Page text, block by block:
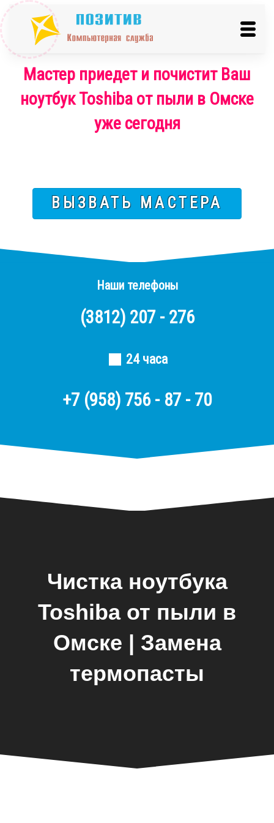
Мастер приедет и почистит Ваш
ноутбук Toshiba от пыли в Омске
уже сегодня
ВЫЗВАТЬ МАСТЕРА
Наши телефоны
(3812) 207 - 276
24 часа
+7 (958) 756 - 87 - 70
Чистка ноутбука
Toshiba от пыли в
Омске | Замена
термопасты